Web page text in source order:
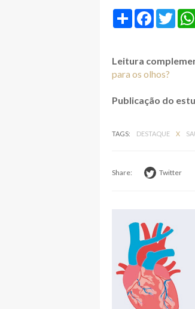
S
F
o
o
k
T
w
e
Leitura
para os olhos?
Publicação do
TAGS: DESTAQUE X
Share: Twitter